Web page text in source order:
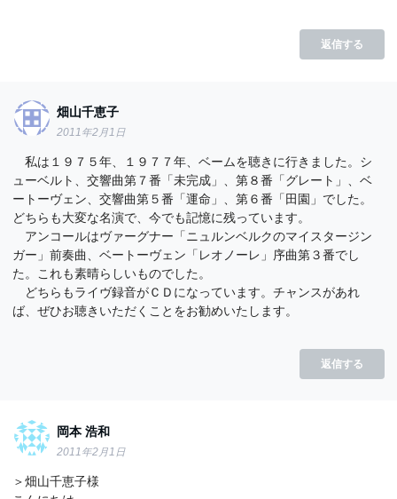
返信する
畑山千恵子
2011年2月1日
私は１９７５年、１９７７年、ベームを聴きに行きました。シ
ューベルト、交響曲第７番「未完成」、第８番「グレート」、ベ
ートーヴェン、交響曲第５番「運命」、第６番「田園」でした。
どちらも大変な名演で、今でも記憶に残っています。
アンコールはヴァーグナー「ニュルンベルクのマイスタージン
ガー」前奏曲、ベートーヴェン「レオノーレ」序曲第３番でし
た。これも素晴らしいものでした。
どちらもライヴ録音がＣＤになっています。チャンスがあれ
ば、ぜひお聴きいただくことをお勧めいたします。
返信する
岡本 浩和
2011年2月1日
＞畑山千恵子様